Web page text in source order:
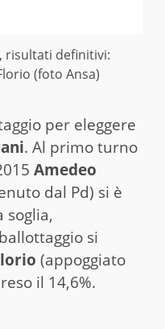
risultati definitivi:
(foto Ansa)
per eleggere
. Al primo turno
Amedeo
dal Pd) si è
soglia,
si
(appoggiato
il 14,6%.